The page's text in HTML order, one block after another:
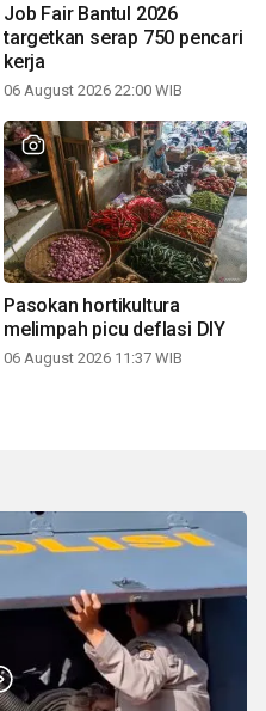
Job Fair Bantul 2026
targetkan serap 750 pencari
kerja
06 August 2026 22:00 WIB
Pasokan hortikultura
melimpah picu deflasi DIY
06 August 2026 11:37 WIB